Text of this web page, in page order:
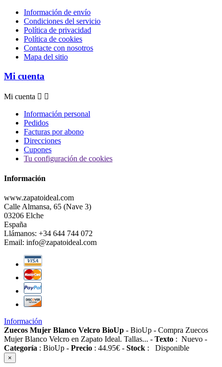
Información de envío
Condiciones del servicio
Política de privacidad
Política de cookies
Contacte con nosotros
Mapa del sitio
Mi cuenta
Mi cuenta  
Información personal
Pedidos
Facturas por abono
Direcciones
Cupones
Tu configuración de cookies
Información
www.zapatoideal.com
Calle Almansa, 65 (Nave 3)
03206 Elche
España
Llámanos: +34 644 744 072
Email: info@zapatoideal.com
Información
Zuecos Mujer Blanco Velcro BioUp - BioUp - Compra Zuecos
Mujer Blanco Velcro en Zapato Ideal. Tallas... - Texto : Nuevo -
Categoría : BioUp - Precio : 44.95€ - Stock : Disponible
×